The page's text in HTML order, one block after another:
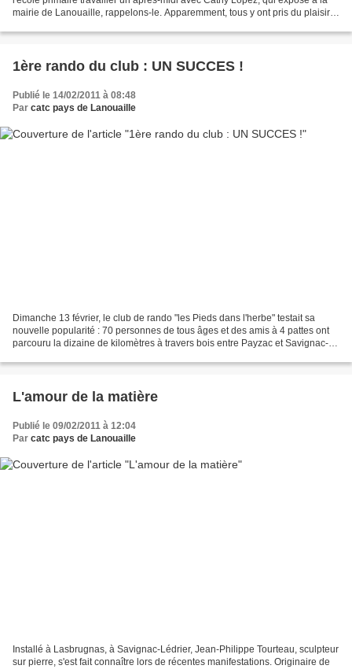
mairie de Lanouaille, rappelons-le. Apparemment, tous y ont pris du plaisir !
1ère rando du club : UN SUCCES !
Publié le 14/02/2011 à 08:48
Par catc pays de Lanouaille
Dimanche 13 février, le club de rando "les Pieds dans l'herbe" testait sa
nouvelle popularité : 70 personnes de tous âges et des amis à 4 pattes ont
parcouru la dizaine de kilomètres à travers bois entre Payzac et Savignac-
L'amour de la matière
Publié le 09/02/2011 à 12:04
Par catc pays de Lanouaille
Installé à Lasbrugnas, à Savignac-Lédrier, Jean-Philippe Tourteau, sculpteur
sur pierre, s'est fait connaître lors de récentes manifestations. Originaire de